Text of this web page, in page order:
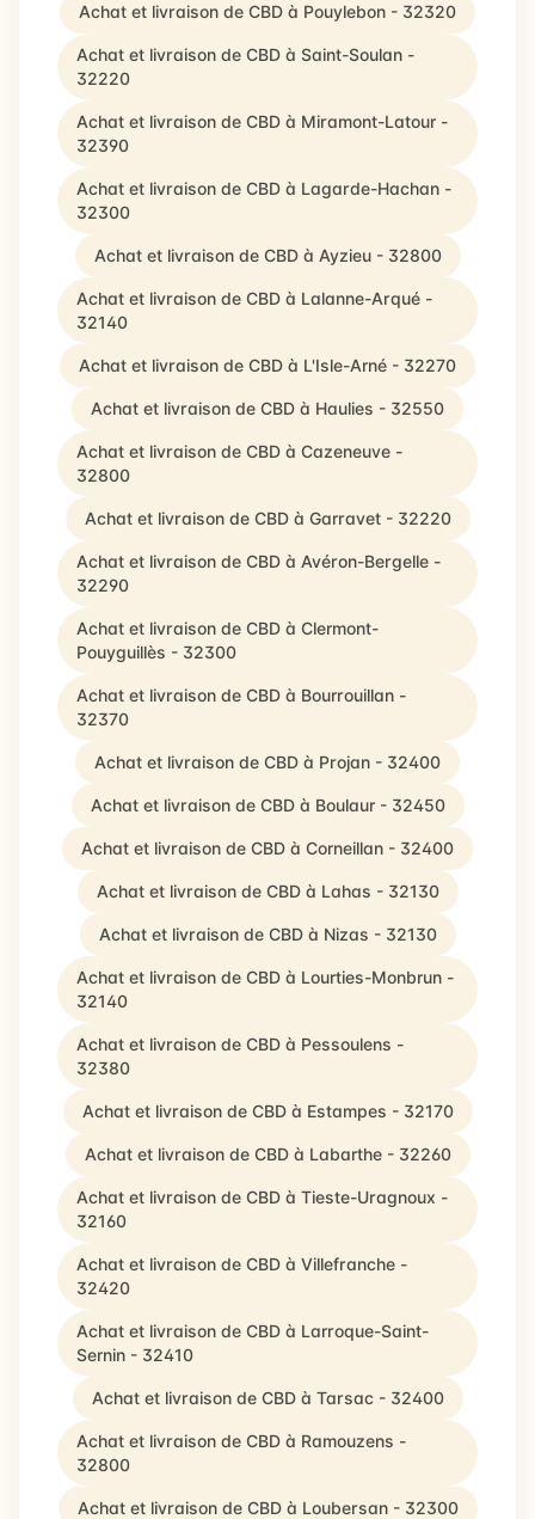
Achat et livraison de CBD à Pouylebon - 32320
Achat et livraison de CBD à Saint-Soulan -
32220
Achat et livraison de CBD à Miramont-Latour -
32390
Achat et livraison de CBD à Lagarde-Hachan -
32300
Achat et livraison de CBD à Ayzieu - 32800
Achat et livraison de CBD à Lalanne-Arqué -
32140
Achat et livraison de CBD à L'Isle-Arné - 32270
Achat et livraison de CBD à Haulies - 32550
Achat et livraison de CBD à Cazeneuve -
32800
Achat et livraison de CBD à Garravet - 32220
Achat et livraison de CBD à Avéron-Bergelle -
32290
Achat et livraison de CBD à Clermont-
Pouyguillès - 32300
Achat et livraison de CBD à Bourrouillan -
32370
Achat et livraison de CBD à Projan - 32400
Achat et livraison de CBD à Boulaur - 32450
Achat et livraison de CBD à Corneillan - 32400
Achat et livraison de CBD à Lahas - 32130
Achat et livraison de CBD à Nizas - 32130
Achat et livraison de CBD à Lourties-Monbrun -
32140
Achat et livraison de CBD à Pessoulens -
32380
Achat et livraison de CBD à Estampes - 32170
Achat et livraison de CBD à Labarthe - 32260
Achat et livraison de CBD à Tieste-Uragnoux -
32160
Achat et livraison de CBD à Villefranche -
32420
Achat et livraison de CBD à Larroque-Saint-
Sernin - 32410
Achat et livraison de CBD à Tarsac - 32400
Achat et livraison de CBD à Ramouzens -
32800
Achat et livraison de CBD à Loubersan - 32300